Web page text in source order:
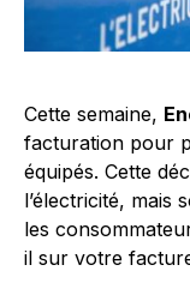
Cette semaine,
facturation pour
équipés. Cette
l’électricité, mais
les
il sur votre